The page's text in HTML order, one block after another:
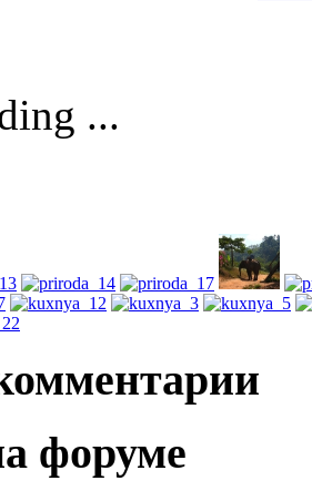
...
форуме